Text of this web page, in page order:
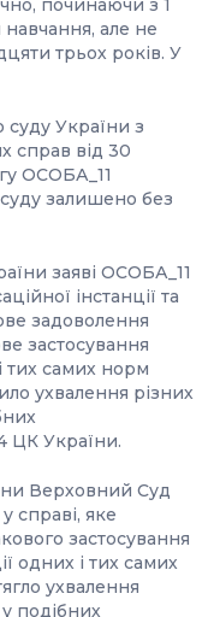
починаючи з 1
навчання, але не
трьох років. У
суду України з
справ від 30
ОСОБА_11
залишено без
заяві ОСОБА_11
інстанції та
задоволення
застосування
тих самих норм
ухвалення різних
ЦК України.
Верховний Суд
справі, яке
застосування
одних і тих самих
ухвалення
подібних